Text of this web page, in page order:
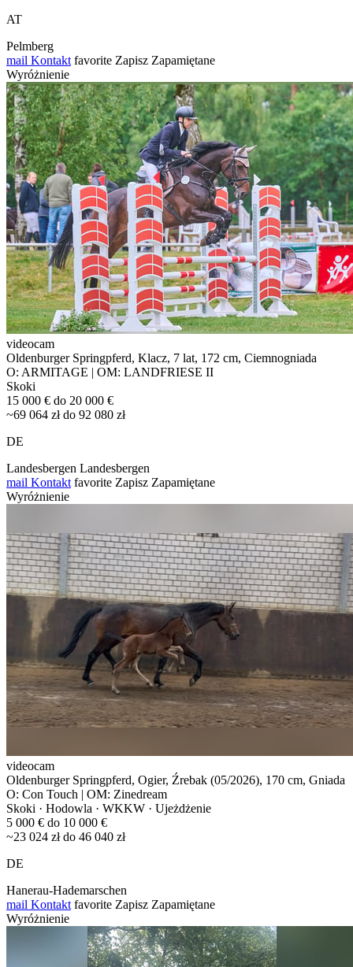
AT
Pelmberg
mail Kontakt favorite Zapisz Zapamiętane
Wyróżnienie
videocam
Oldenburger Springpferd, Klacz, 7 lat, 172 cm, Ciemnogniada
O: ARMITAGE | OM: LANDFRIESE II
Skoki
15 000 € do 20 000 €
~69 064 zł do 92 080 zł
DE
Landesbergen Landesbergen
mail Kontakt favorite Zapisz Zapamiętane
Wyróżnienie
videocam
Oldenburger Springpferd, Ogier, Źrebak (05/2026), 170 cm, Gniada
O: Con Touch | OM: Zinedream
Skoki · Hodowla · WKKW · Ujeżdżenie
5 000 € do 10 000 €
~23 024 zł do 46 040 zł
DE
Hanerau-Hademarschen
mail Kontakt favorite Zapisz Zapamiętane
Wyróżnienie